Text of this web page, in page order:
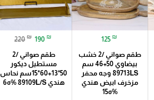
125 ₪
طقم صواني /2 خشب
بيضاوي 50+46 سم
89713LS وجه محفر
مزخرف ابيض هندي
%ه15
220 ₪ 190 ₪
طقم صواني /2
مستطيل ديكور
50*13+60*15سم نحاس
هندي 89109L/S %ه6